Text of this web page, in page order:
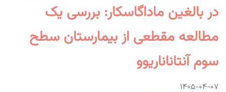
در بالغین ماداگاسکار: بررسی یک
مطالعه مقطعی از بیمارستان سطح
سوم آنتاناناریوو
۱۴۰۵-۰۴-۰۷